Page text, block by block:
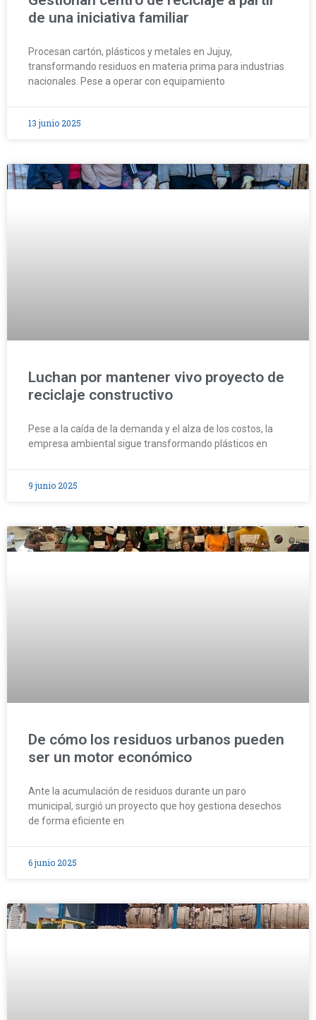
de una iniciativa familiar
Procesan cartón, plásticos y metales en Jujuy,
transformando residuos en materia prima para industrias
nacionales. Pese a operar con equipamiento
13 junio 2025
Luchan por mantener vivo proyecto de
reciclaje constructivo
Pese a la caída de la demanda y el alza de los costos, la
empresa ambiental sigue transformando plásticos en
9 junio 2025
De cómo los residuos urbanos pueden
ser un motor económico
Ante la acumulación de residuos durante un paro
municipal, surgió un proyecto que hoy gestiona desechos
de forma eficiente en
6 junio 2025